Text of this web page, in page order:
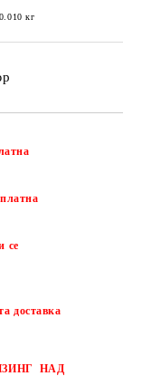
0.010 кг
се
доставка
НАД